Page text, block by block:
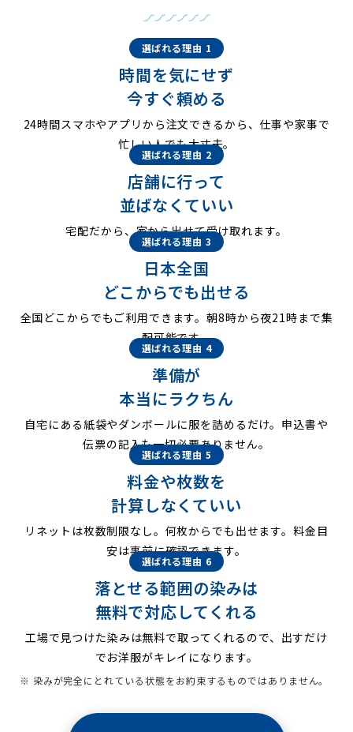
選ばれる理由 1
時間を気にせず
今すぐ頼める
24時間スマホやアプリから注文できるから、仕事や家事で
忙しい人でも大丈夫。
選ばれる理由 2
店舗に行って
並ばなくていい
宅配だから、家から出せて受け取れます。
選ばれる理由 3
日本全国
どこからでも出せる
全国どこからでもご利用できます。朝8時から夜21時まで集
配可能です。
選ばれる理由 4
準備が
本当にラクちん
自宅にある紙袋やダンボールに服を詰めるだけ。申込書や
伝票の記入も一切必要ありません。
選ばれる理由 5
料金や枚数を
計算しなくていい
リネットは枚数制限なし。何枚からでも出せます。料金目
安は事前に確認できます。
選ばれる理由 6
落とせる範囲の染みは
無料で対応してくれる
工場で見つけた染みは無料で取ってくれるので、出すだけ
でお洋服がキレイになります。
※ 染みが完全にとれている状態をお約束するものではありません。